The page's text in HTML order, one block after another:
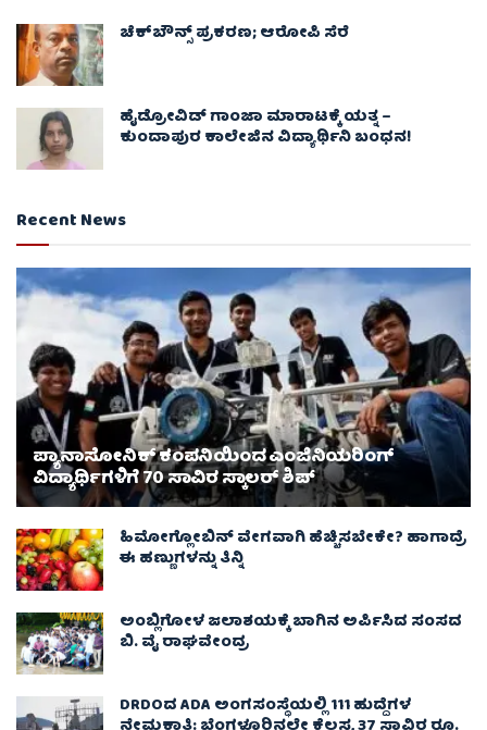
ಚೆಕ್​ಬೌನ್ಸ್​ ಪ್ರಕರಣ; ಆರೋಪಿ ಸೆರೆ
ಹೈಡ್ರೋವಿಡ್ ಗಾಂಜಾ ಮಾರಾಟಕ್ಕೆ ಯತ್ನ –
ಕುಂದಾಪುರ ಕಾಲೇಜಿನ ವಿದ್ಯಾರ್ಥಿನಿ ಬಂಧನ!
Recent News
ಪ್ಯಾನಾಸೋನಿಕ್ ಕಂಪನಿಯಿಂದ ಎಂಜಿನಿಯರಿಂಗ್
ವಿದ್ಯಾರ್ಥಿಗಳಿಗೆ 70 ಸಾವಿರ ಸ್ಕಾಲರ್ ಶಿಪ್
ಹಿಮೋಗ್ಲೋಬಿನ್ ವೇಗವಾಗಿ ಹೆಚ್ಚಿಸಬೇಕೇ? ಹಾಗಾದ್ರೆ
ಈ ಹಣ್ಣುಗಳನ್ನು ತಿನ್ನಿ
ಅಂಬ್ಲಿಗೋಳ ಜಲಾಶಯಕ್ಕೆ ಬಾಗಿನ ಅರ್ಪಿಸಿದ ಸಂಸದ
ಬಿ. ವೈ ರಾಘವೇಂದ್ರ
DRDOದ ADA ಅಂಗಸಂಸ್ಥೆಯಲ್ಲಿ 111 ಹುದ್ದೆಗಳ